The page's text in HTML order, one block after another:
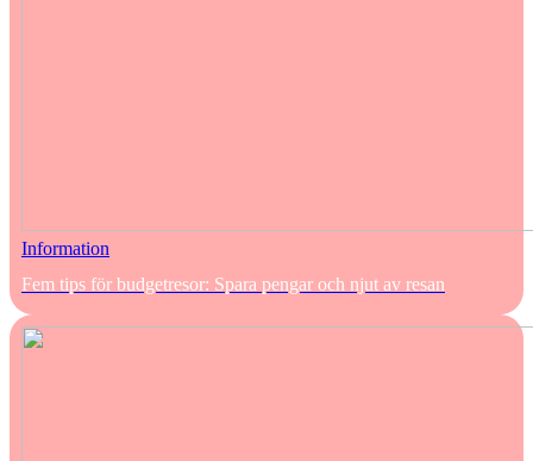
Information
Fem tips för budgetresor: Spara pengar och njut av resan